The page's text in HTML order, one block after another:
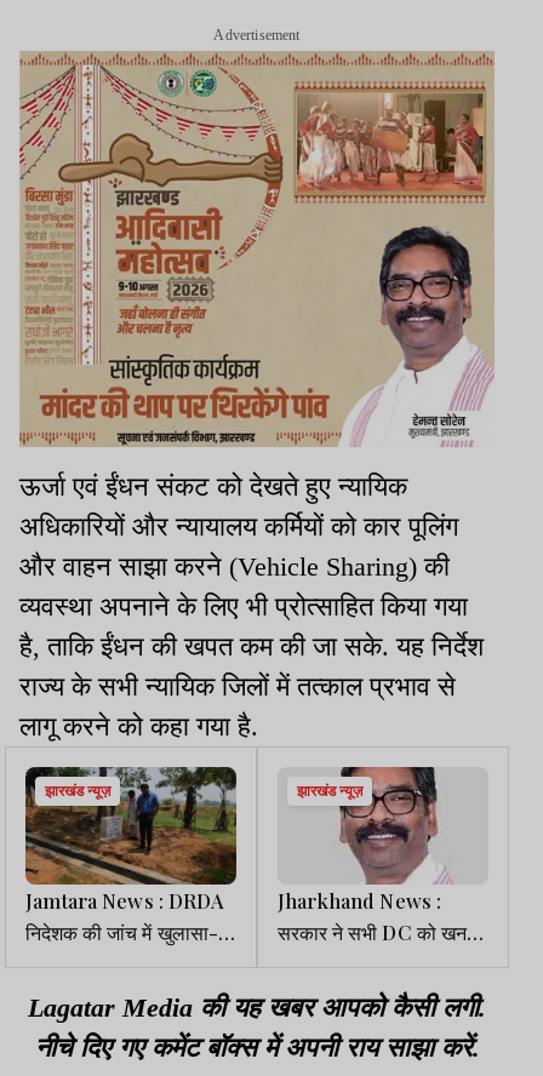
Advertisement
ऊर्जा एवं ईंधन संकट को देखते हुए न्यायिक
अधिकारियों और न्यायालय कर्मियों को कार पूलिंग
और वाहन साझा करने (Vehicle Sharing) की
व्यवस्था अपनाने के लिए भी प्रोत्साहित किया गया
है, ताकि ईंधन की खपत कम की जा सके. यह निर्देश
राज्य के सभी न्यायिक जिलों में तत्काल प्रभाव से
लागू करने को कहा गया है.
झारखंड न्यूज़
Jamtara News : DRDA
निदेशक की जांच में खुलासा-
कहीं नाली उखड़ी मिली तो कहीं
तालाब अधूरा, ज्ञान केंद्र से
सामान गायब
झारखंड न्यूज़
Jharkhand News :
सरकार ने सभी DC को खनन
लीज की दी स्वीकृति, जल्द दूर
होगा बालू संकट
Lagatar Media की यह खबर आपको कैसी लगी.
नीचे दिए गए कमेंट बॉक्स में अपनी राय साझा करें.